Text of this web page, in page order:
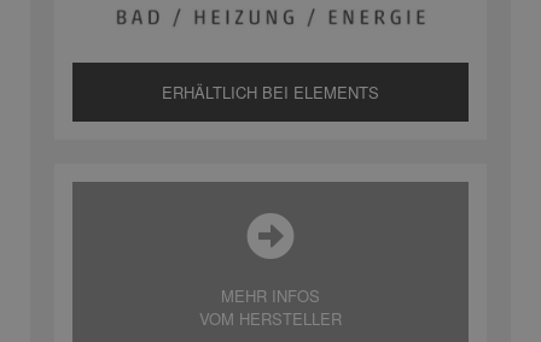
ERHÄLTLICH BEI ELEMENTS
MEHR INFOS
VOM HERSTELLER